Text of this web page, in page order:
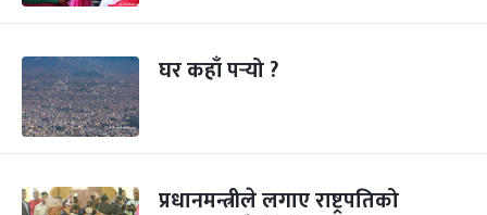
घर कहाँ पर्‍यो ?
प्रधानमन्त्रीले लगाए राष्ट्रपतिको